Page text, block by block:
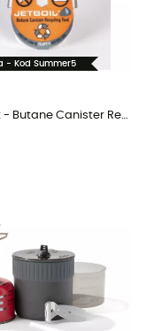
- Kod Summer5
Crunchit - Butane Canister Recycling Tool - Kartusz gazowy